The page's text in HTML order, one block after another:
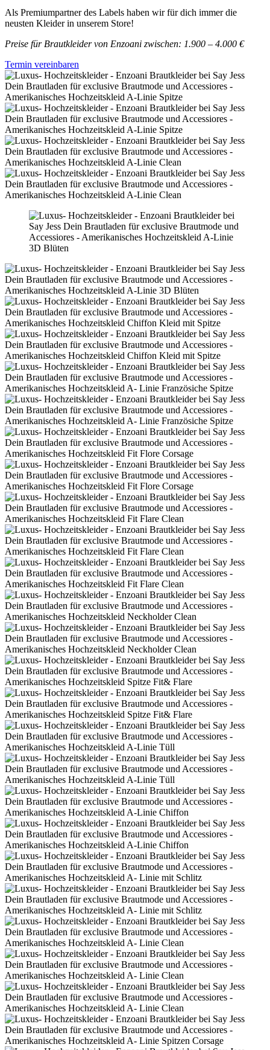
Als Premiumpartner des Labels haben wir für dich immer die
neusten Kleider in unserem Store!
Preise für Brautkleider von Enzoani zwischen: 1.900 – 4.000 €
Termin vereinbaren